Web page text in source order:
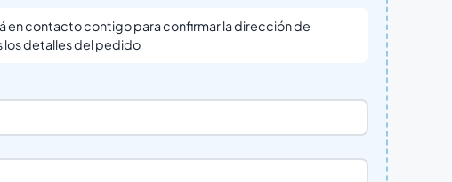
en contacto contigo para confirmar la dirección de
detalles del pedido